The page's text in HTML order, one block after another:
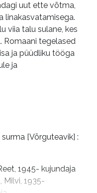
uut ette võtma,
linakasvatamisega.
viia talu sulane, kes
Romaani tegelased
ja püüdliku tööga
ja
surma [Võrguteavik] :
1945- kujundaja
Milvi, 1935-